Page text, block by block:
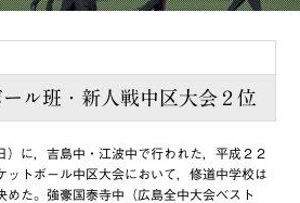
ル班・新人戦中区大会２位
）に，吉島中・江波中で行われた，平成２２
ットボール中区大会において，修道中学校は
めた。強豪国泰寺中（広島全中大会ベスト